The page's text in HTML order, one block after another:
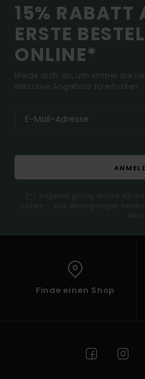
15% RABATT
ERSTE
ONLINE*
Melde dich an, um immer die
exklusive Angebote zu erhalten.
(*) Angebot gültig online für
haben - Alle Bedingungen
Mail
Finde einen Shop